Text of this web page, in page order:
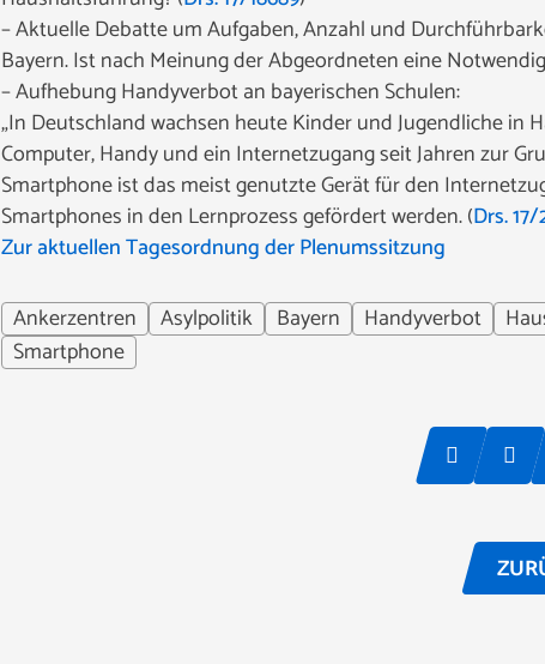
– Aktuelle Debatte um Aufgaben, Anzahl und
Bayern. Ist nach Meinung der Abgeordneten eine
– Aufhebung Handyverbot an bayerischen Schulen:
„In Deutschland wachsen heute Kinder und Jugendliche in
Computer, Handy und ein Internetzugang seit Jahren zur
Smartphone ist das meist genutzte Gerät für den
Smartphones in den Lernprozess gefördert werden. (Drs.
Zur aktuellen Tagesordnung der Plenumssitzung
Ankerzentren
Asylpolitik Bayern Handyverbot
Smartphone